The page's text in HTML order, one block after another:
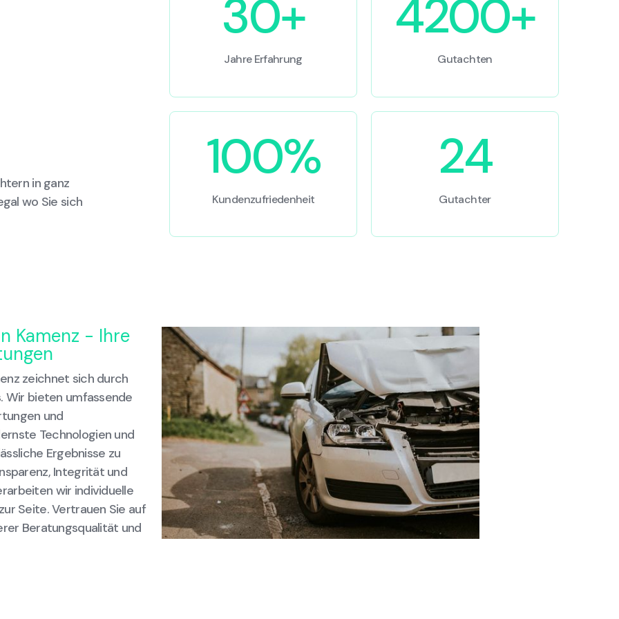
in ganz
wo Sie sich
30+
Jahre Erfahrung
4200+
Gutachten
100%
Kundenzufriedenheit
24
Gutachter
Kamenz - Ihre
zeichnet sich durch
Wir bieten umfassende
und
Technologien und
Ergebnisse zu
Integrität und
wir individuelle
Seite. Vertrauen Sie auf
Beratungsqualität und